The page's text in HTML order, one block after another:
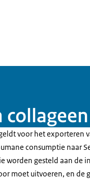
voor het exporteren
consumptie naar
worden gesteld aan de
moet uitvoeren, en de